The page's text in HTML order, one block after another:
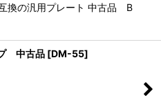
換の汎用プレート 中古品 B
中古品 [DM-55]